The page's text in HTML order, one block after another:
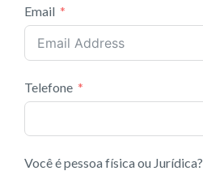
Email
Telefone
Você é pessoa física ou Jurídica?